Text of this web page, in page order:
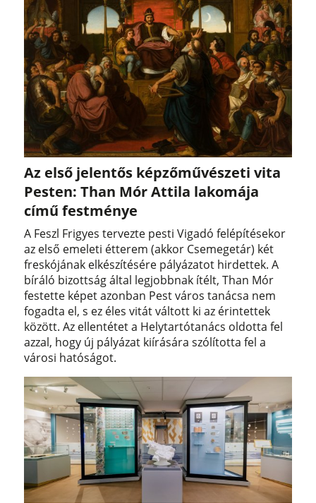
Az első jelentős képzőművészeti vita
Pesten: Than Mór Attila lakomája
című festménye
A Feszl Frigyes tervezte pesti Vigadó felépítésekor
az első emeleti étterem (akkor Csemegetár) két
freskójának elkészítésére pályázatot hirdettek. A
bíráló bizottság által legjobbnak ítélt, Than Mór
festette képet azonban Pest város tanácsa nem
fogadta el, s ez éles vitát váltott ki az érintettek
között. Az ellentétet a Helytartótanács oldotta fel
azzal, hogy új pályázat kiírására szólította fel a
városi hatóságot.